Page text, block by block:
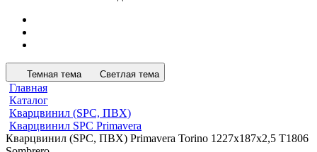
Темная тема Светлая тема
Главная
Каталог
Кварцвинил (SPC, ПВХ)
Кварцвинил SPC Primavera
Кварцвинил (SPC, ПВХ) Primavera Torino 1227х187х2,5 T1806